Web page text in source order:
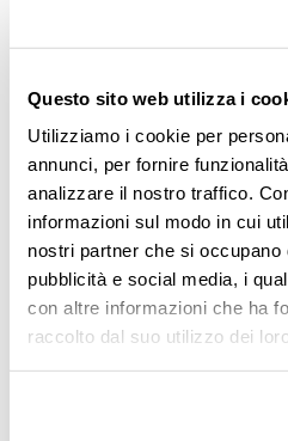
Questo sito web utilizza i
Utilizziamo i cookie per
annunci, per fornire
analizzare il nostro traffico.
informazioni sul modo in cui
nostri partner che si occupano
pubblicità e social media, i
con altre informazioni che ha
raccolto dal suo utilizzo dei
traducibile in italiano
“proposta” o stella
lacreazione
sostenibile, che metta
impresa l’impatto sociale.
Per concretizzare tutto
dell’innovazione senza
fare gioco di squadra .
nessuna organizzazione
avere tutto il sapere del
conquistare la terra